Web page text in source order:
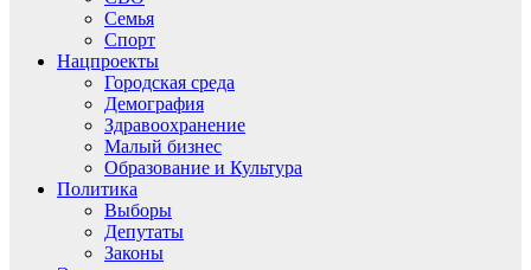
Семья
Спорт
Нацпроекты
Городская среда
Демография
Здравоохранение
Малый бизнес
Образование и Культура
Политика
Выборы
Депутаты
Законы